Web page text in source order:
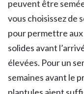
peuvent être
vous choisissez de
pour permettre aux
solides avant
élevées. Pour un
semaines avant le
plantules aient